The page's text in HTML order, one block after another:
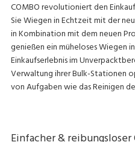
COMBO revolutioniert den
Sie Wiegen in Echtzeit mit der
in Kombination mit dem neuen
genießen ein müheloses Wiegen
Einkaufserlebnis im
Verwaltung ihrer Bulk-Stationen
von Aufgaben wie das Reinigen